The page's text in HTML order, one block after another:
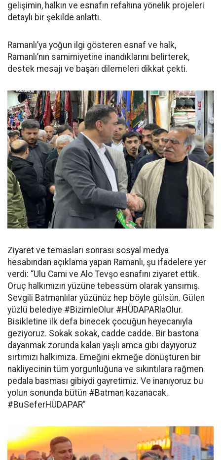
gelişimin, halkın ve esnafın refahına yönelik projeleri
detaylı bir şekilde anlattı.
Ramanlı’ya yoğun ilgi gösteren esnaf ve halk,
Ramanlı’nın samimiyetine inandıklarını belirterek,
destek mesajı ve başarı dilemeleri dikkat çekti.
Ziyaret ve temasları sonrası sosyal medya
hesabından açıklama yapan Ramanlı, şu ifadelere yer
verdi: “Ulu Cami ve Alo Tevşo esnafını ziyaret ettik.
Oruç halkımızın yüzüne tebessüm olarak yansımış.
Sevgili Batmanlılar yüzünüz hep böyle gülsün. Gülen
yüzlü belediye #BizimleOlur #HÜDAPARlaOlur.
Bisikletine ilk defa binecek çocuğun heyecanıyla
geziyoruz. Sokak sokak, cadde cadde. Bir bastona
dayanmak zorunda kalan yaşlı amca gibi dayıyoruz
sırtımızı halkımıza. Emeğini ekmeğe dönüştüren bir
nakliyecinin tüm yorgunluğuna ve sıkıntılara rağmen
pedala basması gibiydi gayretimiz. Ve inanıyoruz bu
yolun sonunda bütün #Batman kazanacak.
#BuSeferHÜDAPAR”